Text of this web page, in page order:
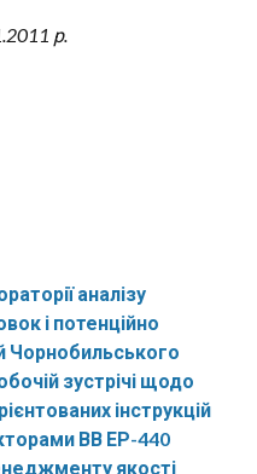
р.
аналізу
і потенційно
Чорнобильського
зустрічі щодо
інструкцій
ВВ ЕР-440
якості